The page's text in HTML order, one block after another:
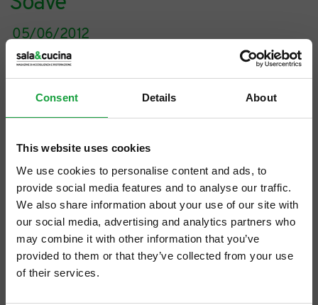
Consent Details About
This website uses cookies
We use cookies to personalise content and ads, to
provide social media features and to analyse our traffic.
We also share information about your use of our site with
our social media, advertising and analytics partners who
may combine it with other information that you’ve
provided to them or that they’ve collected from your use
of their services.
05/06/2012